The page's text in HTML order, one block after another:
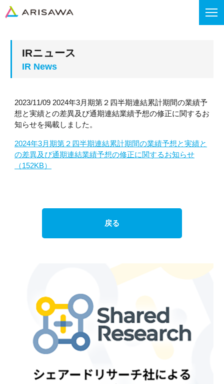
IRニュース
2023/11/09 2024年3月期第２四半期連結累計期間の業績予
想と実績との差異及び通期連結業績予想の修正に関するお
知らせを掲載しました。
2024年3月期第２四半期連結累計期間の業績予想と実績と
の差異及び通期連結業績予想の修正に関するお知らせ
（152KB）
戻る